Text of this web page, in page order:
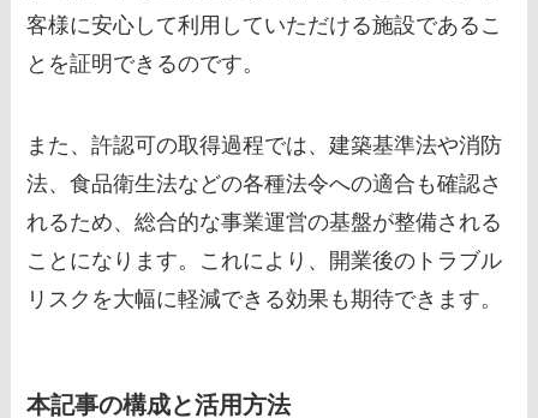
客様に安心して利用していただける施設であるこ
とを証明できるのです。
また、許認可の取得過程では、建築基準法や消防
法、食品衛生法などの各種法令への適合も確認さ
れるため、総合的な事業運営の基盤が整備される
ことになります。これにより、開業後のトラブル
リスクを大幅に軽減できる効果も期待できます。
本記事の構成と活用方法